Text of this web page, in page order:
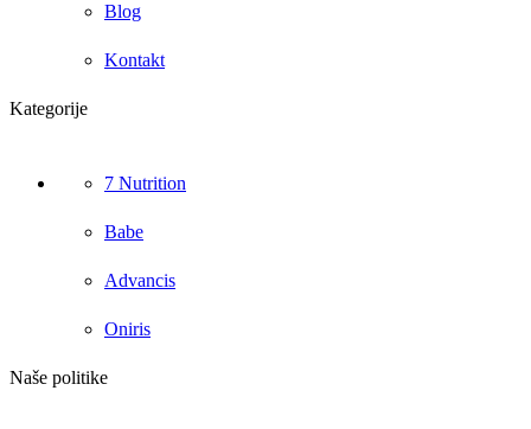
Blog
Kontakt
Kategorije
7 Nutrition
Babe
Advancis
Oniris
Naše politike